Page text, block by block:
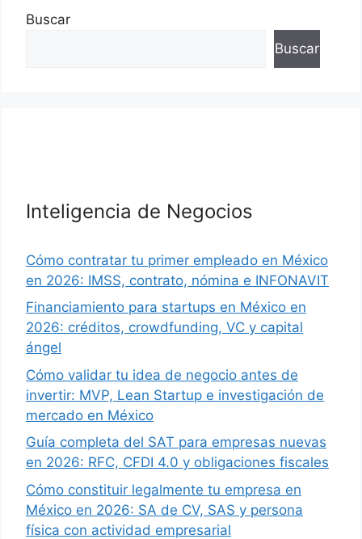
Buscar
Buscar
Inteligencia de Negocios
Cómo contratar tu primer empleado en México
en 2026: IMSS, contrato, nómina e INFONAVIT
Financiamiento para startups en México en
2026: créditos, crowdfunding, VC y capital
ángel
Cómo validar tu idea de negocio antes de
invertir: MVP, Lean Startup e investigación de
mercado en México
Guía completa del SAT para empresas nuevas
en 2026: RFC, CFDI 4.0 y obligaciones fiscales
Cómo constituir legalmente tu empresa en
México en 2026: SA de CV, SAS y persona
física con actividad empresarial